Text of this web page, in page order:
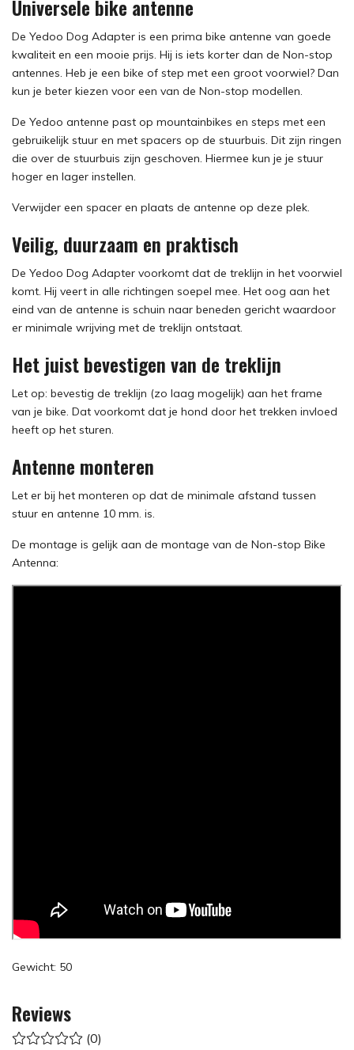
Universele bike antenne
De Yedoo Dog Adapter is een prima bike antenne van goede
kwaliteit en een mooie prijs. Hij is iets korter dan de Non-stop
antennes. Heb je een bike of step met een groot voorwiel? Dan
kun je beter kiezen voor een van de Non-stop modellen.
De Yedoo antenne past op mountainbikes en steps met een
gebruikelijk stuur en met spacers op de stuurbuis. Dit zijn ringen
die over de stuurbuis zijn geschoven. Hiermee kun je je stuur
hoger en lager instellen.
Verwijder een spacer en plaats de antenne op deze plek.
Veilig, duurzaam en praktisch
De Yedoo Dog Adapter voorkomt dat de treklijn in het voorwiel
komt. Hij veert in alle richtingen soepel mee. Het oog aan het
eind van de antenne is schuin naar beneden gericht waardoor
er minimale wrijving met de treklijn ontstaat.
Het juist bevestigen van de treklijn
Let op: bevestig de treklijn (zo laag mogelijk) aan het frame
van je bike. Dat voorkomt dat je hond door het trekken invloed
heeft op het sturen.
Antenne monteren
Let er bij het monteren op dat de minimale afstand tussen
stuur en antenne 10 mm. is.
De montage is gelijk aan de montage van de Non-stop Bike
Antenna:
Gewicht: 50
Reviews
(0)